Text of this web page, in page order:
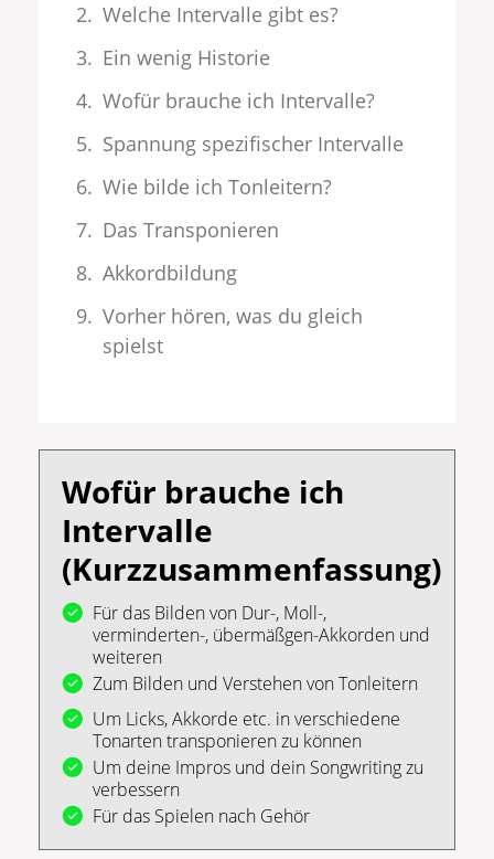
Welche Intervalle gibt es?
Ein wenig Historie
Wofür brauche ich Intervalle?
Spannung spezifischer Intervalle
Wie bilde ich Tonleitern?
Das Transponieren
Akkordbildung
Vorher hören, was du gleich
spielst
Wofür brauche ich
Intervalle
(Kurzzusammenfassung)
Für das Bilden von Dur-, Moll-,
verminderten-, übermäßgen-Akkorden und
weiteren
Zum Bilden und Verstehen von Tonleitern
Um Licks, Akkorde etc. in verschiedene
Tonarten transponieren zu können
Um deine Impros und dein Songwriting zu
verbessern
Für das Spielen nach Gehör